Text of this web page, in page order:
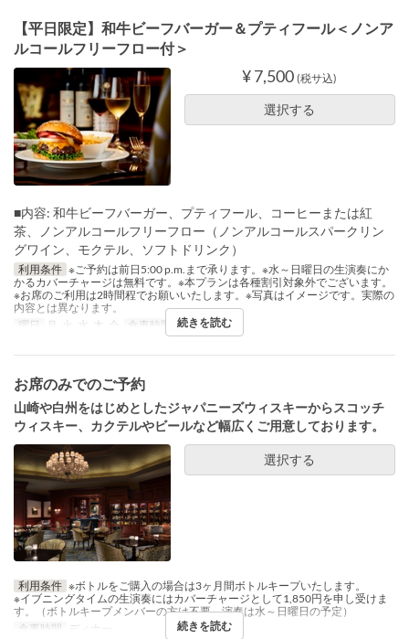
【平日限定】和牛ビーフバーガー＆プティフール＜ノンア
ルコールフリーフロー付＞
¥ 7,500 (税サ込)
選択する
■内容: 和牛ビーフバーガー、プティフール、コーヒーまたは紅
茶、ノンアルコールフリーフロー（ノンアルコールスパークリン
グワイン、モクテル、ソフトドリンク）
利用条件 ※ご予約は前日5:00 p.m.まで承ります。※水～日曜日の生演奏にか
かるカバーチャージは無料です。※本プランは各種割引対象外でございます。
※お席のご利用は2時間程でお願いいたします。※写真はイメージです。実際の
内容とは異なります。
曜日
月, 火, 水, 木, 金 食事時間 ディナー
続きを読む
お席のみでのご予約
山崎や白州をはじめとしたジャパニーズウィスキーからスコッチ
ウィスキー、カクテルやビールなど幅広くご用意しております。
選択する
利用条件 ※ボトルをご購入の場合は3ヶ月間ボトルキープいたします。
※イブニングタイムの生演奏にはカバーチャージとして1,850円を申し受けま
す。（ボトルキープメンバーの方は不要、演奏は水～日曜日の予定）
食事時間
ディナー 続きを読む